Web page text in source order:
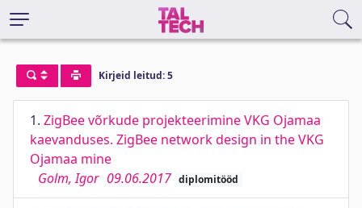
Kirjeid leitud: 5
1. ZigBee võrkude projekteerimine VKG Ojamaa
kaevanduses. ZigBee network design in the VKG
Ojamaa mine
Golm, Igor 09.06.2017 diplomitööd